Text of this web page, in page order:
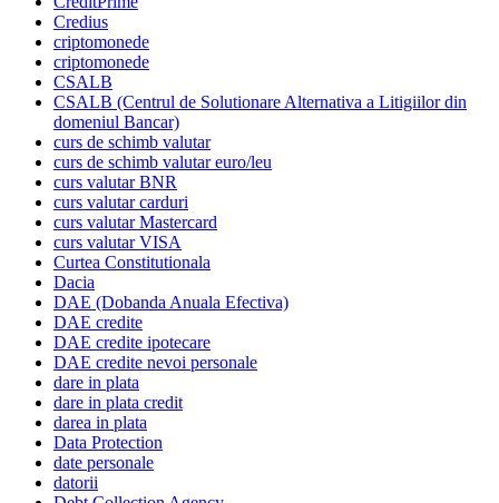
Credius
criptomonede
criptomonede
CSALB
CSALB (Centrul de Solutionare Alternativa a Litigiilor din
domeniul Bancar)
curs de schimb valutar
curs de schimb valutar euro/leu
curs valutar BNR
curs valutar carduri
curs valutar Mastercard
curs valutar VISA
Curtea Constitutionala
Dacia
DAE (Dobanda Anuala Efectiva)
DAE credite
DAE credite ipotecare
DAE credite nevoi personale
dare in plata
dare in plata credit
darea in plata
Data Protection
date personale
datorii